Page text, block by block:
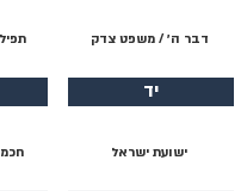
דבר ה׳ / משפט צדק
יד
ישועת ישראל